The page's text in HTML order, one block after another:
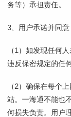
务等）承担责任。
3、用户承诺并同意
（1）如发现任何
违反保密规定的任
（2）确保在每个
站。一海通不能也
何损失负责。用户